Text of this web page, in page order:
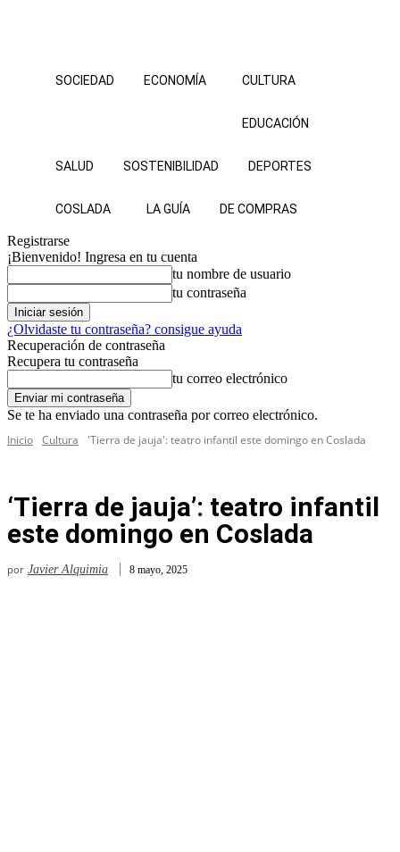
SOCIEDAD ECONOMÍA CULTURA
EDUCACIÓN
SALUD SOSTENIBILIDAD DEPORTES
COSLADA LA GUÍA DE COMPRAS
Registrarse
¡Bienvenido! Ingresa en tu cuenta
tu nombre de usuario
tu contraseña
¿Olvidaste tu contraseña? consigue ayuda
Recuperación de contraseña
Recupera tu contraseña
tu correo electrónico
Se te ha enviado una contraseña por correo electrónico.
Inicio Cultura 'Tierra de jauja': teatro infantil este domingo en Coslada
‘Tierra de jauja’: teatro infantil
este domingo en Coslada
por Javier Alquimia 8 mayo, 2025